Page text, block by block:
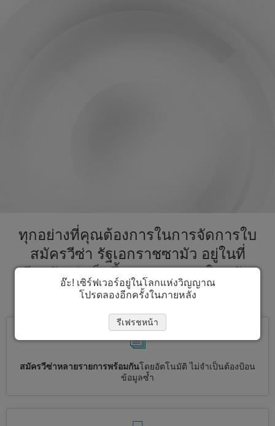
ทุกอย่างที่คุณต้องการในการจัดการใบ
สมัครวีซ่า รัฐเอกราชซามัว อยู่ในที่
เดียวกัน ส่งเร็วขึ้นกระบวนการใบสมัคร
วีซ่าไปที่ รัฐเอกราชซามัว
สมัครวีซ่าหลายรายการพร้อมกันโดยอัตโนมัติ ไม่จำเป็นต้องป้อน
ข้อมูลซ้ำ
อ๊ะ! เซิร์ฟเวอร์อยู่ในโลกแห่งวิญญาณ
โปรดลองอีกครั้งในภายหลัง
รีเฟรชหน้า